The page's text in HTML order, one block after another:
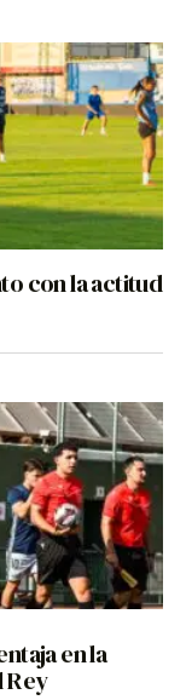
con la actitud
en la
Rey